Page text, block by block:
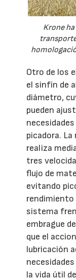
Krone
Otro de los
el sinfín de
diámetro,
pueden
picadora.
realiza
tres
flujo de
evitando
rendimiento
sistema
embrague
que el
lubricación
la vida útil